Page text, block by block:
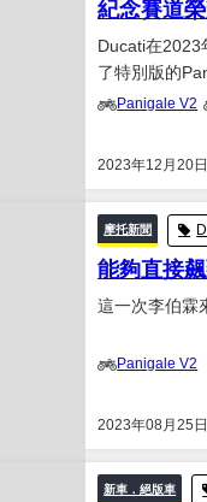
紀念賽道
2023年12月20日
Ducati在2023
了特別版的
車手的賽車。
Panigale V2
摩托新聞
能夠直接
2023年08月25日
這一次李伯霖
Panigale V2
新車．絕版車